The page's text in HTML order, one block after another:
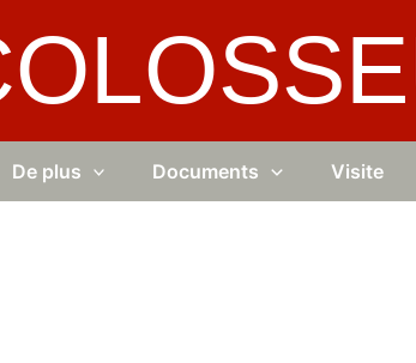
De plus Documents Visite